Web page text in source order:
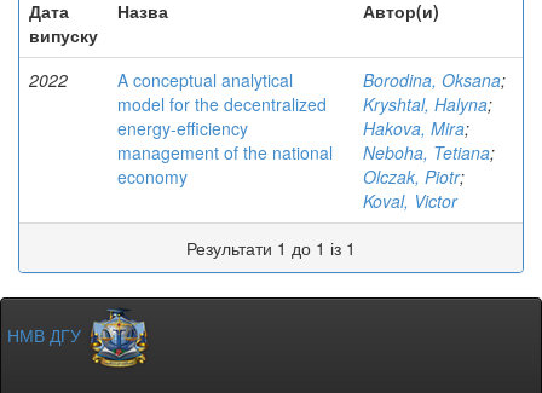
Дата
випуску
Назва Автор(и)
2022
A conceptual analytical
model for the decentralized
energy-efficiency
management of the national
economy
Borodina, Oksana;
Kryshtal, Halyna;
Hakova, Mira;
Neboha, Tetiana;
Olczak, Piotr;
Koval, Victor
Результати 1 до 1 із 1
НМВ ДГУ